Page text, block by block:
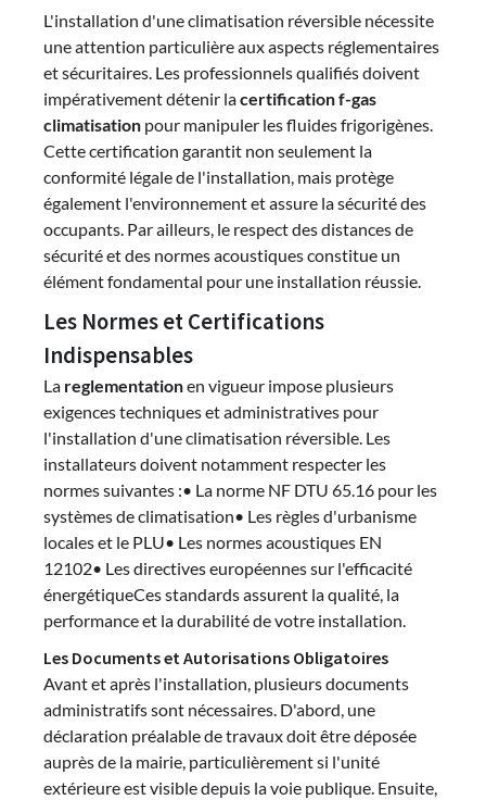
L'installation d'une climatisation réversible nécessite
une attention particulière aux aspects réglementaires
et sécuritaires. Les professionnels qualifiés doivent
impérativement détenir lacertification f-gas
climatisation pour manipuler les fluides frigorigènes.
Cette certification garantit non seulement la
conformité légale de l'installation, mais protège
également l'environnement et assure la sécurité des
occupants. Par ailleurs, le respect des distances de
sécurité et des normes acoustiques constitue un
élément fondamental pour une installation réussie.
Les Normes et Certifications
Indispensables
La reglementationen vigueur impose plusieurs
exigences techniques et administratives pour
l'installation d'une climatisation réversible. Les
installateurs doivent notamment respecter les
normes suivantes :• La norme NF DTU 65.16 pour les
systèmes de climatisation• Les règles d'urbanisme
locales et le PLU• Les normes acoustiques EN
12102• Les directives européennes sur l'efficacité
énergétiqueCes standards assurent la qualité, la
performance et la durabilité de votre installation.
Les Documents et Autorisations Obligatoires
Avant et après l'installation, plusieurs documents
administratifs sont nécessaires. D'abord, une
déclaration préalable de travaux doit être déposée
auprès de la mairie, particulièrement si l'unité
extérieure est visible depuis la voie publique. Ensuite,